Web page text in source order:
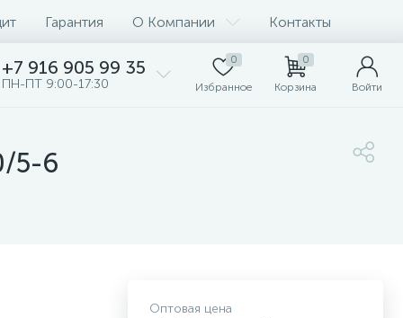
Гарантия О Компании Контакты
+7 916 905 99 35
ПН-ПТ 9:00-17:30
0
Избранное
0
Корзина Войти
5-6
Оптовая цена